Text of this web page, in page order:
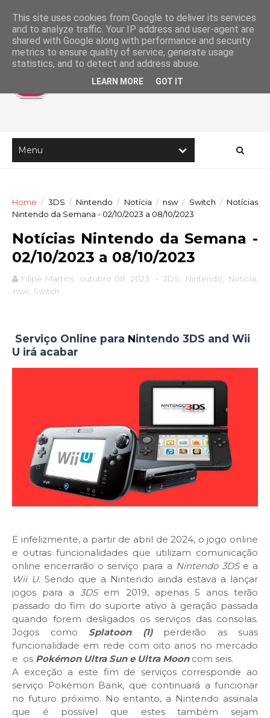
Home / 3DS / Nintendo / Notícia / nsw / Switch / Notícias
Nintendo da Semana - 02/10/2023 a 08/10/2023
Notícias Nintendo da Semana -
02/10/2023 a 08/10/2023
Filipe Martins outubro 08, 2023 - 3DS Nintendo Notícia
nsw Switch
Serviço Online para Nintendo 3DS and Wii
U irá acabar
E infelizmente, a partir de abril de 2024, o jogo online
e outras funcionalidades que utilizam comunicação
online encerrarão o serviço para a Nintendo 3DSe a
Wii U. Sendo que a Nintendo ainda estava a lançar
jogos para a3DSem 2019, apenas 5 anos terão
passado do fim do suporte ativo à geração passada
quando forem desligados os serviços das consolas.
Jogos como Splatoon (1)perderão as suas
funcionalidade em rede com oito anos no mercado
e os Pokémon Ultra Sun e Ultra Mooncom seis.
A exceção a este fim de serviços corresponde ao
serviço Pokémon Bank, que continuará a funcionar
no futuro próximo. No entanto, a Nintendo assinala
que é possível que estes também sejam
This site uses cookies from Google to deliver its services
and to analyze traffic. Your IP address and user-agent are
shared with Google along with performance and security
metrics to ensure quality of service, generate usage
statistics, and to detect and address abuse.
LEARN MORE GOT IT